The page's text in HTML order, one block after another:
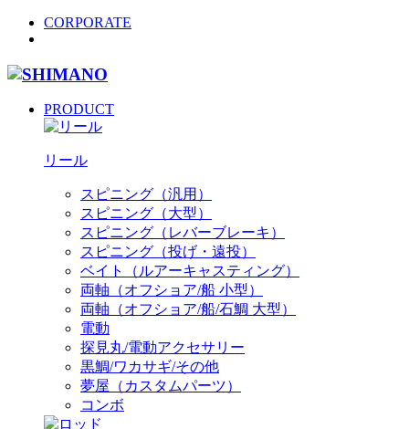
CORPORATE
PRODUCT
リール
スピニング（汎用）
スピニング（大型）
スピニング（レバーブレーキ）
スピニング（投げ・遠投）
ベイト（ルアーキャスティング）
両軸（オフショア/船 小型）
両軸（オフショア/船/石鯛 大型）
電動
探見丸/電動アクセサリー
黒鯛/ワカサギ/その他
夢屋（カスタムパーツ）
コンボ